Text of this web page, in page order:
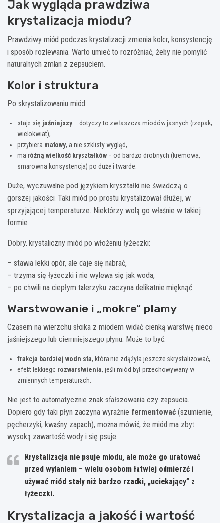
Jak wygląda prawdziwa
krystalizacja miodu?
Prawdziwy miód podczas krystalizacji zmienia kolor, konsystencję
i sposób rozlewania. Warto umieć to rozróżniać, żeby nie pomylić
naturalnych zmian z zepsuciem.
Kolor i struktura
Po skrystalizowaniu miód:
staje się jaśniejszy– dotyczy to zwłaszcza miodów jasnych (rzepak,
wielokwiat),
przybiera matowy, a nie szklisty wygląd,
ma różną wielkość kryształków – od bardzo drobnych (kremowa,
smarowna konsystencja) po duże i twarde.
Duże, wyczuwalne pod językiem kryształki nie świadczą o
gorszej jakości. Taki miód po prostu krystalizował dłużej, w
sprzyjającej temperaturze. Niektórzy wolą go właśnie w takiej
formie.
Dobry, krystaliczny miód po włożeniu łyżeczki:
– stawia lekki opór, ale daje się nabrać,
– trzyma się łyżeczki i nie wylewa się jak woda,
– po chwili na ciepłym talerzyku zaczyna delikatnie mięknąć.
Warstwowanie i „mokre” plamy
Czasem na wierzchu słoika z miodem widać cienką warstwę nieco
jaśniejszego lub ciemniejszego płynu. Może to być:
frakcja bardziej wodnista, która nie zdążyła jeszcze skrystalizować,
efekt lekkiego rozwarstwienia, jeśli miód był przechowywany w
zmiennych temperaturach.
Nie jest to automatycznie znak sfałszowania czy zepsucia.
Dopiero gdy taki płyn zaczyna wyraźnie fermentować (szumienie,
pęcherzyki, kwaśny zapach), można mówić, że miód ma zbyt
wysoką zawartość wody i się psuje.
Krystalizacja nie psuje miodu, ale może go uratować
przed wylaniem – wielu osobom łatwiej odmierzć i
używać miód stały niż bardzo rzadki, „uciekający” z
łyżeczki.
Krystalizacja a jakość i wartość